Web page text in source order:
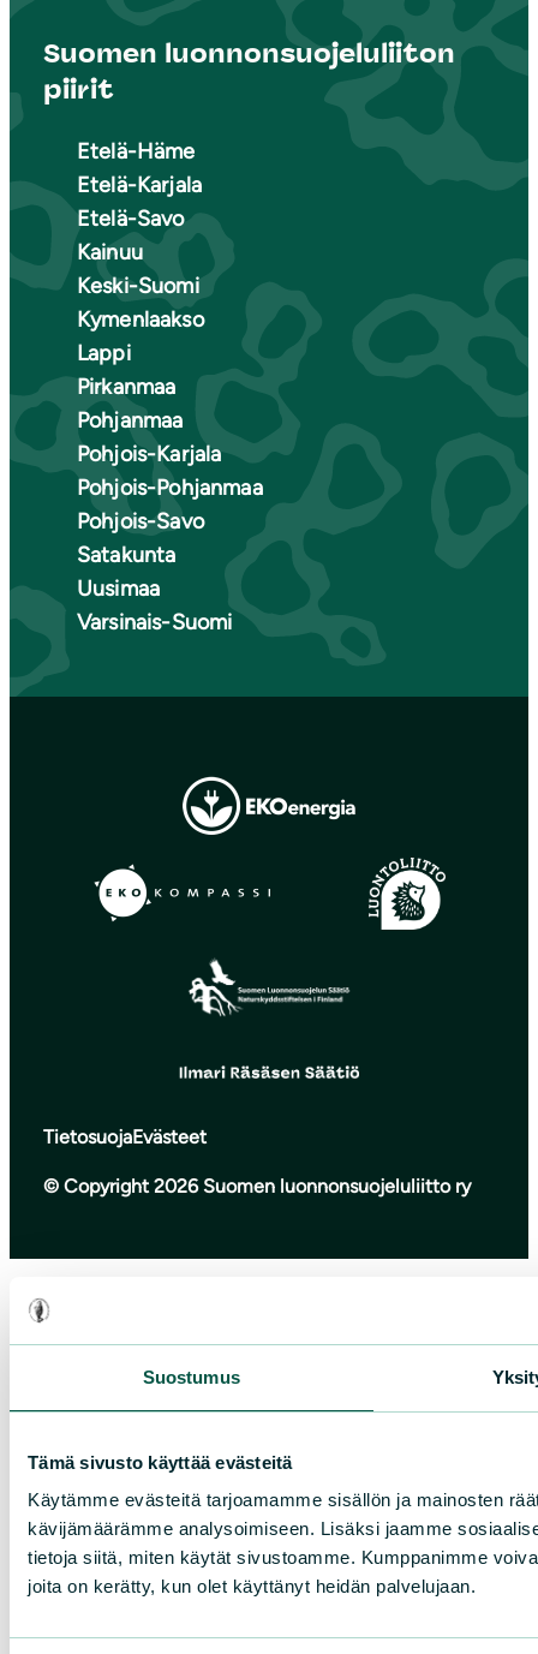
Suostumus
Tämä sivusto käyttää evästeitä
Käytämme evästeitä tarjoamamme sisällön ja mainosten
kävijämäärämme analysoimiseen. Lisäksi jaamme
tietoja siitä, miten käytät sivustoamme. Kumppanimme
joita on kerätty, kun olet käyttänyt heidän palvelujaan.
Suomen luonnonsuojeluliiton
piirit
Etelä-Häme
Etelä-Karjala
Etelä-Savo
Kainuu
Keski-Suomi
Kymenlaakso
Lappi
Pirkanmaa
Pohjanmaa
Pohjois-Karjala
Pohjois-Pohjanmaa
Pohjois-Savo
Satakunta
Uusimaa
Varsinais-Suomi
TietosuojaEvästeet
© Copyright 2026 Suomen luonnonsuojeluliitto ry